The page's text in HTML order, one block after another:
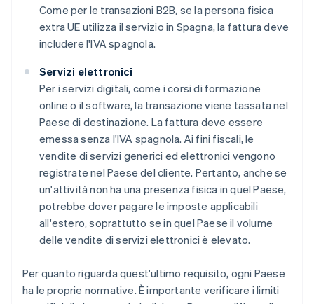
Come per le transazioni B2B, se la persona fisica
extra UE utilizza il servizio in Spagna, la fattura deve
includere l'IVA spagnola.
Servizi elettronici
Per i servizi digitali, come i corsi di formazione
online o il software, la transazione viene tassata nel
Paese di destinazione. La fattura deve essere
emessa senza l'IVA spagnola. Ai fini fiscali, le
vendite di servizi generici ed elettronici vengono
registrate nel Paese del cliente. Pertanto, anche se
un'attività non ha una presenza fisica in quel Paese,
potrebbe dover pagare le imposte applicabili
all'estero, soprattutto se in quel Paese il volume
delle vendite di servizi elettronici è elevato.
Per quanto riguarda quest'ultimo requisito, ogni Paese
ha le proprie normative. È importante verificare i limiti